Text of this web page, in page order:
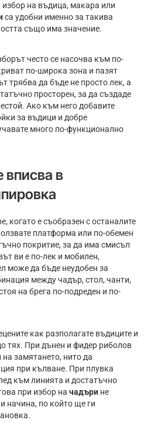
на въдица, макара или
са удобни именно за такива
също има значение.
често се насочва към по-
по-широка зона и пазят
трябва да бъде не просто лек, а
просторен, за да създаде
Ако към него добавите
за въдици и добре
много по-функционално
вписва в
когато е съобразен с останалите
платформа или по-обемен
покритие, за да има смисъл
ви е по-лек и мобилен,
може да бъде неудобен за
между чадър, стол, чанти,
на брега по-подреден и по-
как разполагате въдиците и
тях. При дънен и фидер риболов
замятането, нито да
при кълване. При плувка
към линията и достатъчно
при избор на чадъри не
начина, по който ще ги